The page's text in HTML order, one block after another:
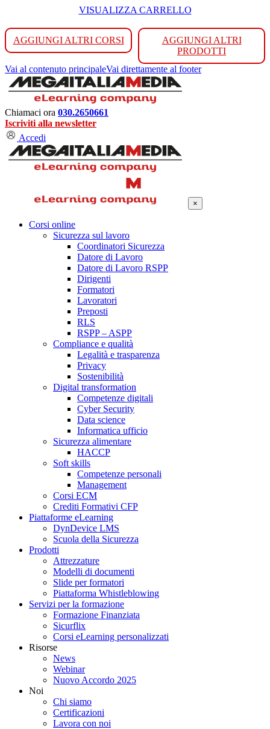
VISUALIZZA CARRELLO
AGGIUNGI ALTRI CORSI
AGGIUNGI ALTRI
PRODOTTI
Vai al contenuto principaleVai direttamente al footer
Chiamaci ora 030.2650661
Iscriviti alla newsletter
Accedi
×
Corsi online
Sicurezza sul lavoro
Coordinatori Sicurezza
Datore di Lavoro
Datore di Lavoro RSPP
Dirigenti
Formatori
Lavoratori
Preposti
RLS
RSPP – ASPP
Compliance e qualità
Legalità e trasparenza
Privacy
Sostenibilità
Digital transformation
Competenze digitali
Cyber Security
Data science
Informatica ufficio
Sicurezza alimentare
HACCP
Soft skills
Competenze personali
Management
Corsi ECM
Crediti Formativi CFP
Piattaforme eLearning
DynDevice LMS
Scuola della Sicurezza
Prodotti
Attrezzature
Modelli di documenti
Slide per formatori
Piattaforma Whistleblowing
Servizi per la formazione
Formazione Finanziata
Sicurflix
Corsi eLearning personalizzati
Risorse
News
Webinar
Nuovo Accordo 2025
Noi
Chi siamo
Certificazioni
Lavora con noi